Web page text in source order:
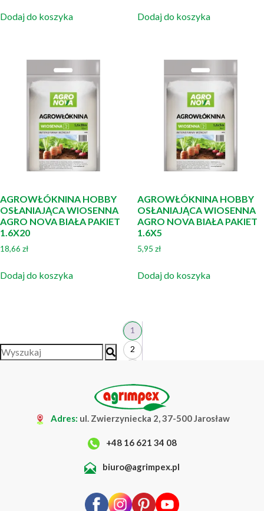
Dodaj do koszyka Dodaj do koszyka
AGROWŁÓKNINA HOBBY
OSŁANIAJĄCA WIOSENNA
AGRO NOVA BIAŁA PAKIET
1.6X20
18,66 zł
Dodaj do koszyka
AGROWŁÓKNINA HOBBY
OSŁANIAJĄCA WIOSENNA
AGRO NOVA BIAŁA PAKIET
1.6X5
5,95 zł
Dodaj do koszyka
1
2
4
…
20
21
22
Adres: ul. Zwierzyniecka 2, 37-500 Jarosław
+48 16 621 34 08
biuro@agrimpex.pl